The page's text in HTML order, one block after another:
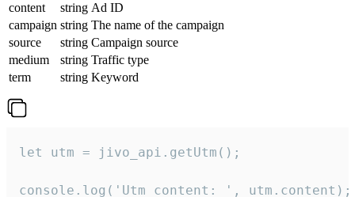
content
string Ad ID
campaign string The name of the campaign
source
string Campaign source
medium
string Traffic type
term
string Keyword
let utm = jivo_api.getUtm();
console.log('Utm content: ', utm.content);